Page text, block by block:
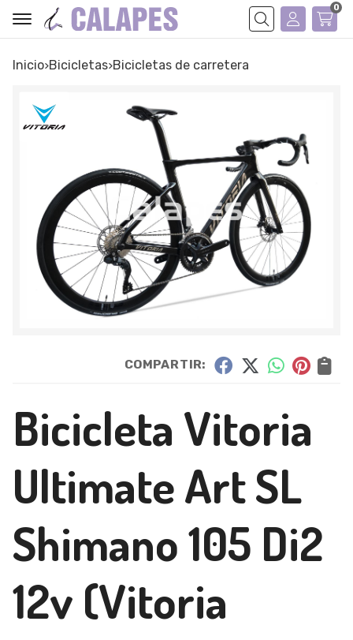
Buscar
0
Inicio bicicletas bicicletas de carretera
COMPARTIR:
Bicicleta Vitoria
Ultimate Art SL
Shimano 105 Di2
12v (Vitoria